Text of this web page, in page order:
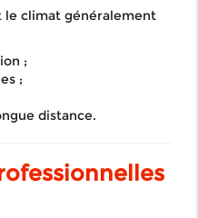
le climat généralement
;
;
distance.